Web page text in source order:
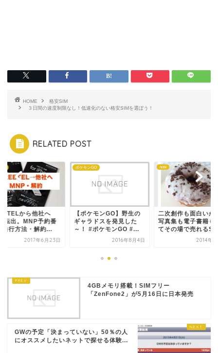
HOME
格安SIM
３日間の速度制限なし！低速化のない格安SIMを選ぼう！
RELATED POST
から他社へ
転出。MNP予約番
発行方法・解約...
2017年6月23日
ポケモンGO
【ポケモンGO】野生の
ギャラドスを発見した
～！ #ポケモンGO #...
2016年8月4日
note
二次創作も面白いか
写真集も電子書籍も
てその場で売れる
2014年4
4GBメモリ搭載！SIMフリー
「ZenFone2」が5月16日に日本発売
GWの予定「決まっていない」50％の人
にオススメしたいネットで探せる体験...